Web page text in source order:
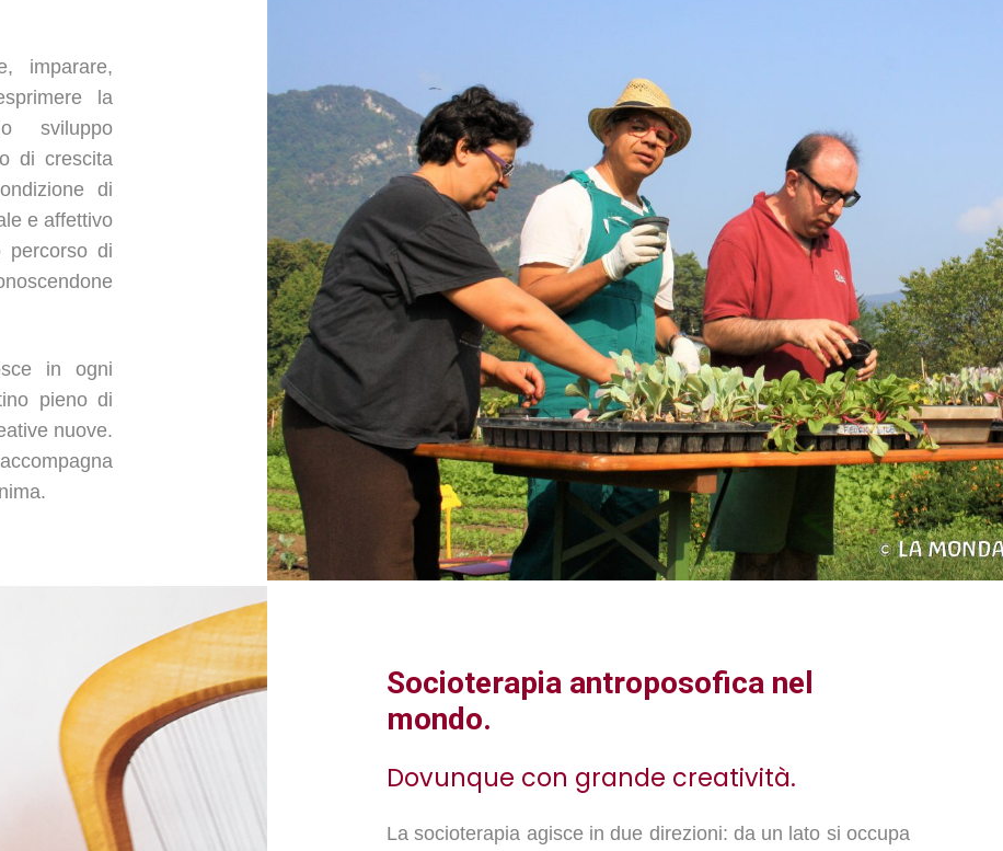
imparare,
la
sviluppo
di crescita
di
e affettivo
percorso di
in ogni
pieno di
nuove.
Socioterapia antroposofica nel
mondo.
Dovunque con grande creatività.
La socioterapia agisce in due direzioni: da un lato si occupa